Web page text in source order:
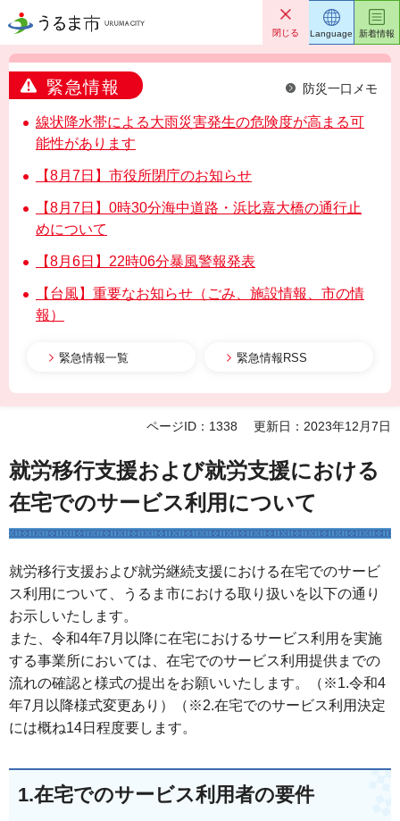
うるま市 閉じる
緊急情報 防災一口メモ
線状降水帯による大雨災害発生の危険度が高まる可
能性があります
【8月7日】市役所閉庁のお知らせ
【8月7日】0時30分海中道路・浜比嘉大橋の通行止
めについて
【8月6日】22時06分暴風警報発表
【台風】重要なお知らせ（ごみ、施設情報、市の情
報）
緊急情報一覧 緊急情報RSS
Language 新着情報
ページID：1338 更新日：2023年12月7日
就労移行支援および就労支援における
在宅でのサービス利用について
就労移行支援および就労継続支援における在宅でのサービ
ス利用について、うるま市における取り扱いを以下の通り
お示しいたします。
また、令和4年7月以降に在宅におけるサービス利用を実施
する事業所においては、在宅でのサービス利用提供までの
流れの確認と様式の提出をお願いいたします。（※1.令和4
年7月以降様式変更あり）（※2.在宅でのサービス利用決定
には概ね14日程度要します。
1.在宅でのサービス利用者の要件